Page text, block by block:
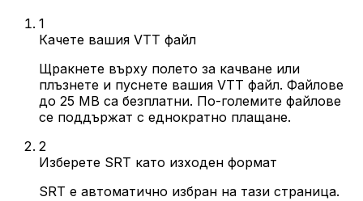
1
Качете вашия VTT файл
Щракнете върху полето за качване или
плъзнете и пуснете вашия VTT файл. Файлове
до 25 MB са безплатни. По-големите файлове
се поддържат с еднократно плащане.
2
Изберете SRT като изходен формат
SRT е автоматично избран на тази страница.